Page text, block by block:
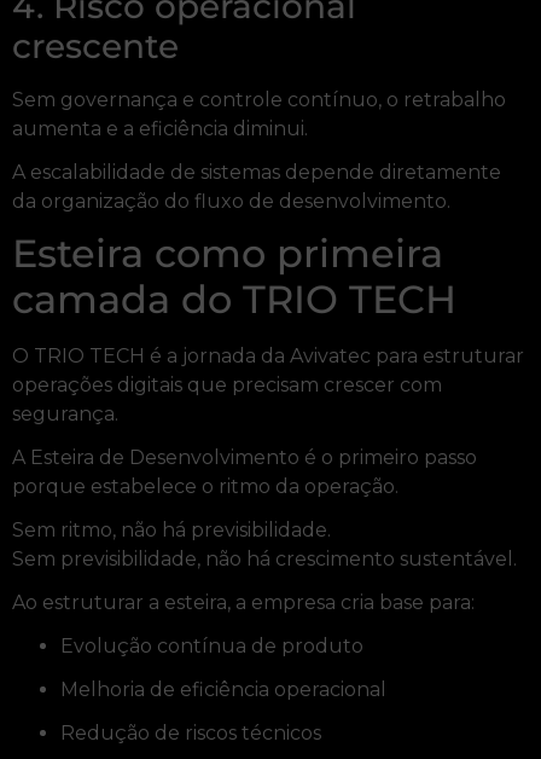
crescente
Sem governança e controle contínuo, o retrabalho
aumenta e a eficiência diminui.
A escalabilidade de sistemas depende diretamente
da organização do fluxo de desenvolvimento.
Esteira como primeira
camada do TRIO TECH
O TRIO TECH é a jornada da Avivatec para estruturar
operações digitais que precisam crescer com
segurança.
A Esteira de Desenvolvimento é o primeiro passo
porque estabelece o ritmo da operação.
Sem ritmo, não há previsibilidade.
Sem previsibilidade, não há crescimento sustentável.
Ao estruturar a esteira, a empresa cria base para:
Evolução contínua de produto
Melhoria de eficiência operacional
Redução de riscos técnicos